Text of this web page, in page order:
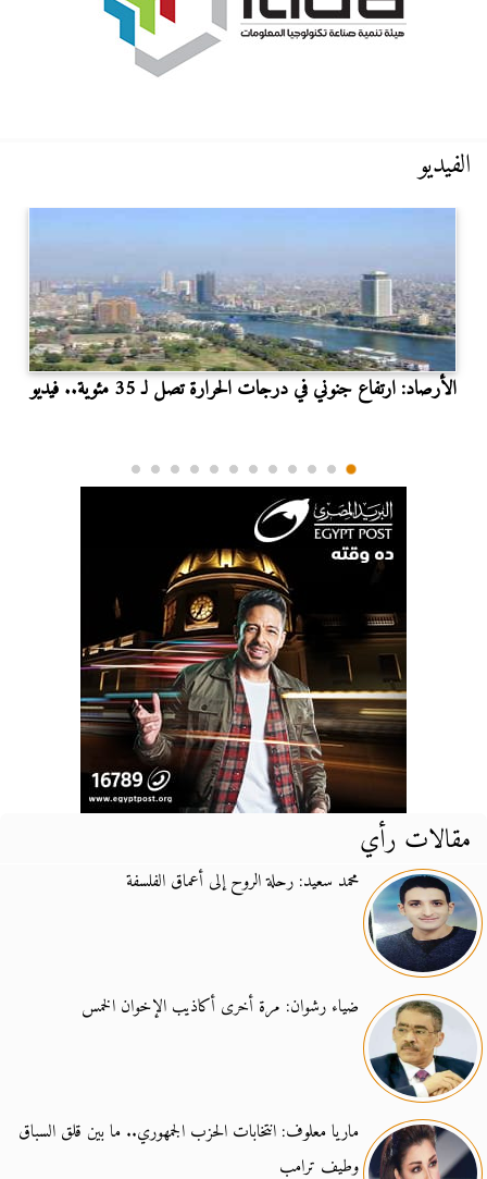
الفيديو
الأرصاد: ارتفاع جنوني في درجات الحرارة تصل لـ 35 مئوية.. فيديو
مقالات رأي
محمد سعيد: رحلة الروح إلى أعماق الفلسفة
ضياء رشوان: مرة أخرى أكاذيب الإخوان الخمس
ماريا معلوف: انتخابات الحزب الجمهوري.. ما بين قلق السباق
وطيف ترامب